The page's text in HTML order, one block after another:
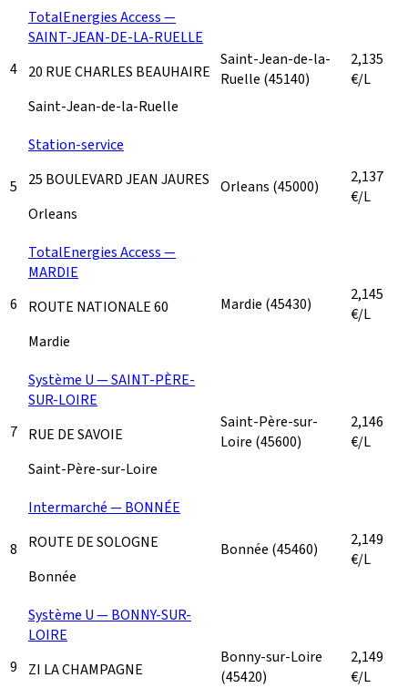
4
TotalEnergies Access —
SAINT-JEAN-DE-LA-RUELLE
20 RUE CHARLES BEAUHAIRE
Saint-Jean-de-la-Ruelle
Saint-Jean-de-la-
Ruelle (45140)
2,135
€/L
5
Station-service
25 BOULEVARD JEAN JAURES
Orleans
Orleans (45000)
2,137
€/L
6
TotalEnergies Access —
MARDIE
ROUTE NATIONALE 60
Mardie
Mardie (45430)
2,145
€/L
7
Système U — SAINT-PÈRE-
SUR-LOIRE
RUE DE SAVOIE
Saint-Père-sur-Loire
Saint-Père-sur-
Loire (45600)
2,146
€/L
8
Intermarché — BONNÉE
ROUTE DE SOLOGNE
Bonnée
Bonnée (45460)
2,149
€/L
9
Système U — BONNY-SUR-
LOIRE
ZI LA CHAMPAGNE
Bonny-sur-Loire
(45420)
2,149
€/L